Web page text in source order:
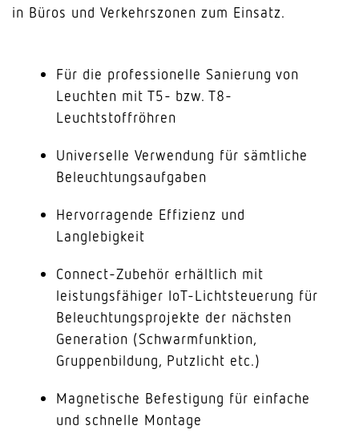
in Büros und Verkehrszonen zum Einsatz.
Für die professionelle Sanierung von
Leuchten mit T5- bzw. T8-
Leuchtstoffröhren
Universelle Verwendung für sämtliche
Beleuchtungsaufgaben
Hervorragende Effizienz und
Langlebigkeit
Connect-Zubehör erhältlich mit
leistungsfähiger IoT-Lichtsteuerung für
Beleuchtungsprojekte der nächsten
Generation (Schwarmfunktion,
Gruppenbildung, Putzlicht etc.)
Magnetische Befestigung für einfache
und schnelle Montage